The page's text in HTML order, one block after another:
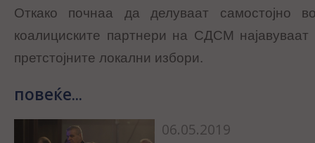
Откако почнаа да делуваат самостојно
коалициските партнери на СДСМ
претстојните локални избори.
повеќе...
06.05.2019